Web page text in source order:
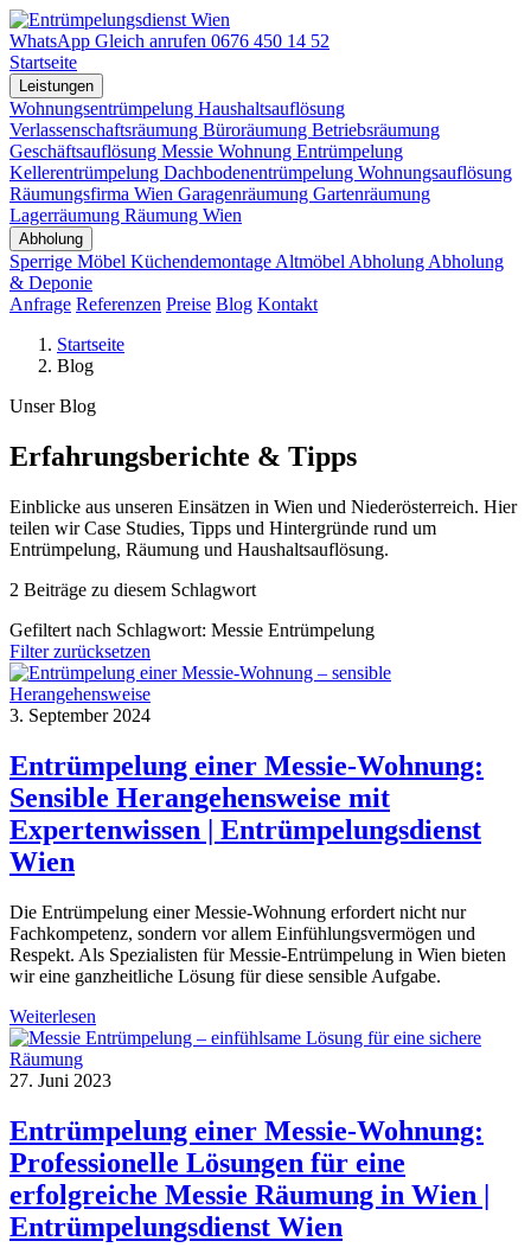
WhatsApp Gleich anrufen 0676 450 14 52
Startseite
Leistungen
Wohnungsentrümpelung Haushaltsauflösung
Verlassenschaftsräumung Büroräumung Betriebsräumung
Geschäftsauflösung Messie Wohnung Entrümpelung
Kellerentrümpelung Dachbodenentrümpelung Wohnungsauflösung
Räumungsfirma Wien Garagenräumung Gartenräumung
Lagerräumung Räumung Wien
Abholung
Sperrige Möbel Küchendemontage Altmöbel Abholung Abholung
& Deponie
Anfrage Referenzen Preise Blog Kontakt
Startseite
Blog
Unser Blog
Erfahrungsberichte & Tipps
Einblicke aus unseren Einsätzen in Wien und Niederösterreich. Hier
teilen wir Case Studies, Tipps und Hintergründe rund um
Entrümpelung, Räumung und Haushaltsauflösung.
2 Beiträge zu diesem Schlagwort
Gefiltert nach Schlagwort: Messie Entrümpelung
Filter zurücksetzen
3. September 2024
Entrümpelung einer Messie-Wohnung:
Sensible Herangehensweise mit
Expertenwissen | Entrümpelungsdienst
Wien
Die Entrümpelung einer Messie-Wohnung erfordert nicht nur
Fachkompetenz, sondern vor allem Einfühlungsvermögen und
Respekt. Als Spezialisten für Messie-Entrümpelung in Wien bieten
wir eine ganzheitliche Lösung für diese sensible Aufgabe.
Weiterlesen
27. Juni 2023
Entrümpelung einer Messie-Wohnung:
Professionelle Lösungen für eine
erfolgreiche Messie Räumung in Wien |
Entrümpelungsdienst Wien